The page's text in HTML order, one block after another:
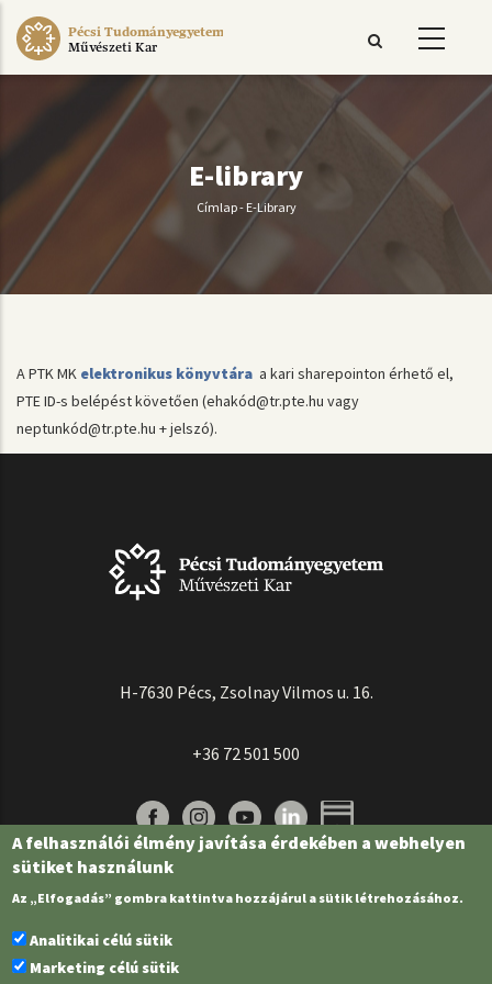
Ugrás
Pécsi Tudományegyetem
Művészeti Kar
E-library
Morzsa
Címlap- E-Library
A PTK MK elektronikus könyvtára a kari sharepointon érhető el,
PTE ID-s belépést követően (ehakód@tr.pte.hu vagy
neptunkód@tr.pte.hu + jelszó).
H-7630 Pécs, Zsolnay Vilmos u. 16.
+36 72 501 500
A felhasználói élmény javítása érdekében a webhelyen
sütiket használunk
Az „Elfogadás” gombra kattintva hozzájárul a sütik létrehozásához.
Analitikai célú sütik
Marketing célú sütik